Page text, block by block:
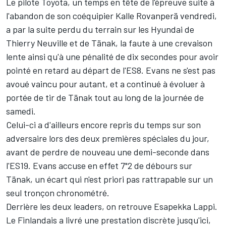
l'abandon de son coéquipier Kalle Rovanperä vendredi,
a par la suite perdu du terrain sur les Hyundai de
Thierry Neuville et de Tänak, la faute à une crevaison
lente ainsi qu'à une pénalité de dix secondes pour avoir
pointé en retard au départ de l'ES8. Evans ne s'est pas
avoué vaincu pour autant, et a continué à évoluer à
portée de tir de Tänak tout au long de la journée de
samedi.
Celui-ci a d'ailleurs encore repris du temps sur son
adversaire lors des deux premières spéciales du jour,
avant de perdre de nouveau une demi-seconde dans
l'ES19. Evans accuse en effet 7"2 de débours sur
Tänak, un écart qui n'est priori pas rattrapable sur un
seul tronçon chronométré.
Derrière les deux leaders, on retrouve Esapekka Lappi.
Le Finlandais a livré une prestation discrète jusqu'ici,